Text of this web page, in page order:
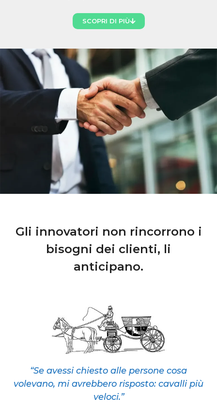
SCOPRI DI PIÙ
Gli innovatori non rincorrono i
bisogni dei clienti, li
anticipano.
“Se avessi chiesto alle persone cosa
volevano, mi avrebbero risposto: cavalli più
veloci.”